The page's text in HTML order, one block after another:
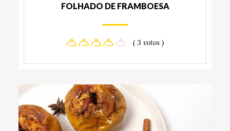
FOLHADO DE FRAMBOESA
( 3 votos )